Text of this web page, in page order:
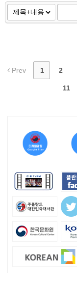
Prev 1 2
11